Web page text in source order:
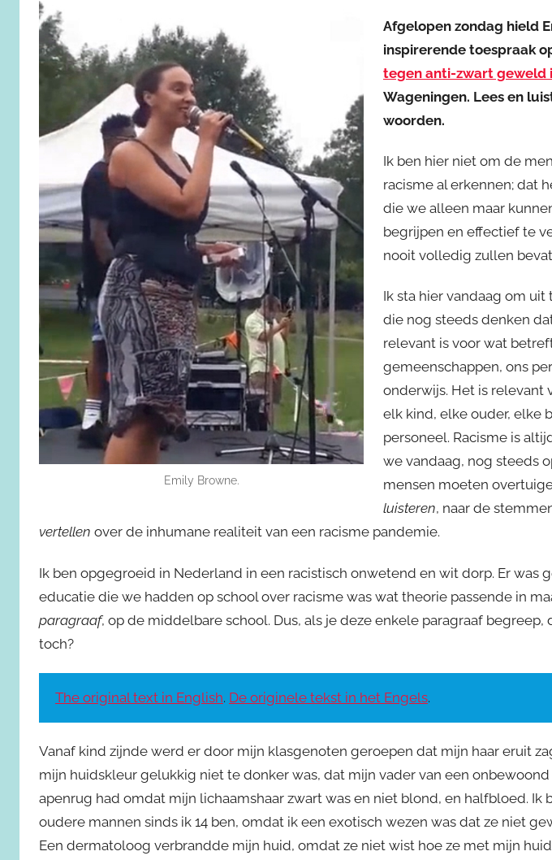
Emily Browne.
Afgelopen zondag hield
inspirerende toespraak
tegen anti-zwart geweld
Wageningen. Lees en
woorden.
Ik ben hier niet om de
racisme al erkennen; dat
die we alleen maar
begrijpen en effectief te
nooit volledig zullen
Ik sta hier vandaag om uit
die nog steeds denken
relevant is voor wat
gemeenschappen, ons
onderwijs. Het is relevant
elk kind, elke ouder, elke
personeel. Racisme is
we vandaag, nog steeds
mensen moeten
luisteren, naar de
vertellen over de inhumane realiteit van een racisme pandemie.
Ik ben opgegroeid in Nederland in een racistisch onwetend en wit dorp. Er was
educatie die we hadden op school over racisme was wat theorie passende in
paragraaf, op de middelbare school. Dus, als je deze enkele paragraaf begreep,
toch?
The original text in English. De originele tekst in het Engels.
Vanaf kind zijnde werd er door mijn klasgenoten geroepen dat mijn haar eruit
mijn huidskleur gelukkig niet te donker was, dat mijn vader van een
apenrug had omdat mijn lichaamshaar zwart was en niet blond, en halfbloed. Ik
oudere mannen sinds ik 14 ben, omdat ik een exotisch wezen was dat ze niet
Een dermatoloog verbrandde mijn huid, omdat ze niet wist hoe ze met mijn